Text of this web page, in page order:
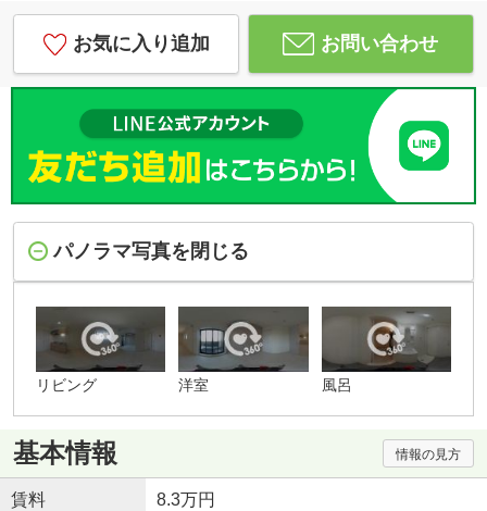
お気に入り追加 お問い合わせ
パノラマ写真を閉じる
リビング 洋室 風呂
基本情報 情報の見方
賃料 8.3万円